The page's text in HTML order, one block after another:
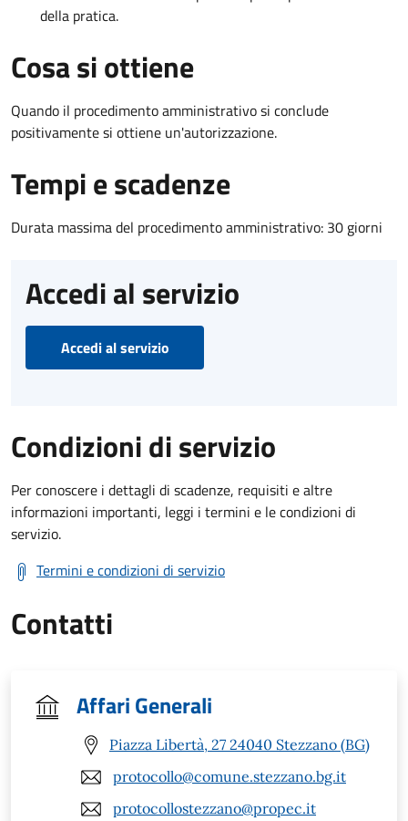
della pratica.
Cosa si ottiene
Quando il procedimento amministrativo si conclude
positivamente si ottiene un'autorizzazione.
Tempi e scadenze
Durata massima del procedimento amministrativo: 30 giorni
Accedi al servizio
Accedi al servizio
Condizioni di servizio
Per conoscere i dettagli di scadenze, requisiti e altre
informazioni importanti, leggi i termini e le condizioni di
servizio.
Termini e condizioni di servizio
Contatti
Affari Generali
Piazza Libertà, 27 24040 Stezzano (BG)
protocollo@comune.stezzano.bg.it
protocollostezzano@propec.it